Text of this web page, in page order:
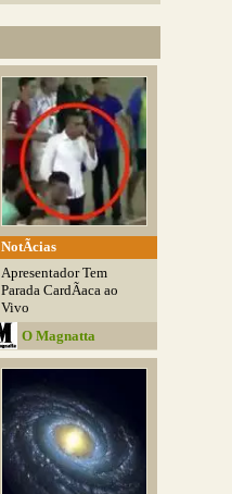
NotÃ­cias
Apresentador Tem
Parada CardÃ­aca ao
Vivo
O Magnatta